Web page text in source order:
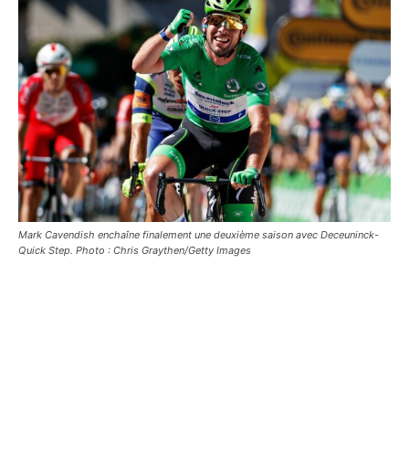
Mark Cavendish enchaîne finalement une deuxième saison avec Deceuninck-
Quick Step. Photo : Chris Graythen/Getty Images